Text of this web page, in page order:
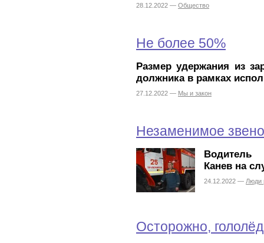
28.12.2022 — Общество
Не более 50%
Размер удержания из
должника в рамках
27.12.2022 — Мы и закон
Незаменимое звено
Водитель
Канев на
24.12.2022 — Люди
Осторожно,